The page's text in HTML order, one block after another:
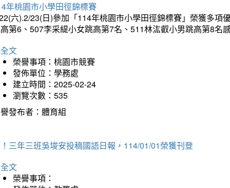
年桃園市小學田徑錦標賽
六).2/23(日)參加「114年桃園市小學田徑錦標賽」榮獲多
第6、507李采緹小女跳高第7名、511林汯叡小男跳高第8名
文
榮譽事項：桃園市競賽
發佈單位：學務處
建立時間：2025-02-24
瀏覽次數：535
發布者：體育組
三年三班吳埈安投稿國語日報，114/01/01榮獲刊登
文
榮譽事項：